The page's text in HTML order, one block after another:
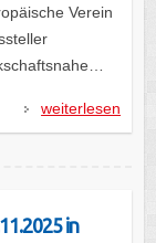
Verein
weiterlesen
in